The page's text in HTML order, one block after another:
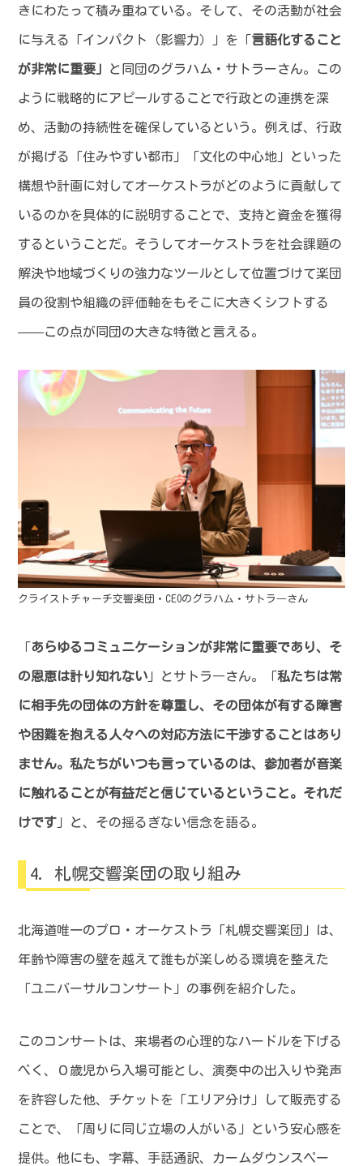
きにわたって積み重ねている。そして、その活動が社会
に与える「インパクト（影響力）」を「 言語化すること
が非常に重要」 と同団のグラハム・サトラーさん。この
ように戦略的にアピールすることで行政との連携を深
め、活動の持続性を確保しているという。例えば、行政
が掲げる「住みやすい都市」「文化の中心地」といった
構想や計画に対してオーケストラがどのように貢献して
いるのかを具体的に説明することで、支持と資金を獲得
するということだ。そうしてオーケストラを社会課題の
解決や地域づくりの強力なツールとして位置づけて楽団
員の役割や組織の評価軸をもそこに大きくシフトする
——この点が同団の大きな特徴と言える。
クライストチャーチ交響楽団・CEOのグラハム・サトラ―さん
「 あらゆるコミュニケーションが非常に重要であり、そ
の恩恵は計り知れない 」とサトラ―さん。「私たちは常
に相手先の団体の方針を尊重し、その団体が有する障害
や困難を抱える人々への対応方法に干渉することはあり
ません。私たちがいつも言っているのは、参加者が音楽
に触れることが有益だと信じているということ。それだ
けです 」と、その揺るぎない信念を語る。
札幌交響楽団の取り組み
北海道唯一のプロ・オーケストラ「札幌交響楽団」は、
年齢や障害の壁を越えて誰もが楽しめる環境を整えた
「ユニバーサルコンサート」の事例を紹介した。
このコンサートは、来場者の心理的なハードルを下げる
べく、０歳児から入場可能とし、演奏中の出入りや発声
を許容した他、チケットを「エリア分け」して販売する
ことで、「周りに同じ立場の人がいる」という安心感を
提供。他にも、字幕、手話通訳、カームダウンスペー